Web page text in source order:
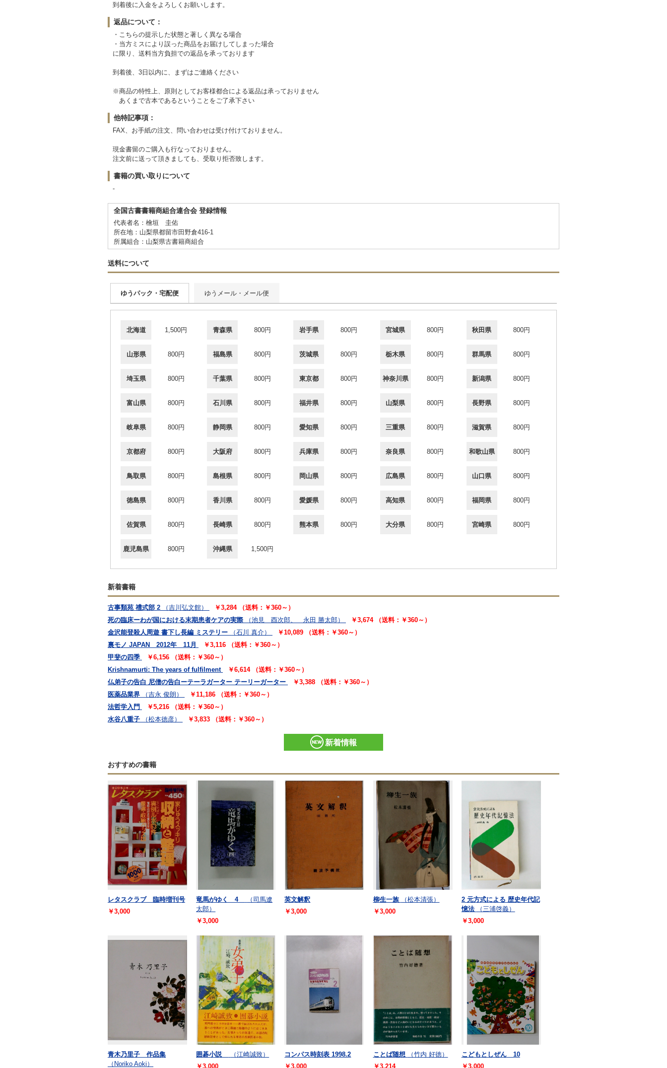
到着後に入金をよろしくお願いします。
返品について：
・こちらの提示した状態と著しく異なる場合
・当方ミスにより誤った商品をお届けしてしまった場合
に限り、送料当方負担での返品を承っております
到着後、3日以内に、まずはご連絡ください
※商品の特性上、原則としてお客様都合による返品は承っておりません
あくまで古本であるということをご了承下さい
他特記事項：
FAX、お手紙の注文、問い合わせは受け付けておりません。
現金書留のご購入も行なっておりません。
注文前に送って頂きましても、受取り拒否致します。
書籍の買い取りについて
-
全国古書書籍商組合連合会 登録情報
代表者名：檜垣 圭佑
所在地：山梨県都留市田野倉416-1
所属組合：山梨県古書籍商組合
送料について
ゆうパック・宅配便 ゆうメール・メール便
北海道 1,500円 青森県 800円 岩手県 800円 宮城県 800円 秋田県 800円
山形県 800円 福島県 800円 茨城県 800円 栃木県 800円 群馬県 800円
埼玉県 800円 千葉県 800円 東京都 800円 神奈川県 800円 新潟県 800円
富山県 800円 石川県 800円 福井県 800円 山梨県 800円 長野県 800円
岐阜県 800円 静岡県 800円 愛知県 800円 三重県 800円 滋賀県 800円
京都府 800円 大阪府 800円 兵庫県 800円 奈良県 800円 和歌山県 800円
鳥取県 800円 島根県 800円 岡山県 800円 広島県 800円 山口県 800円
徳島県 800円 香川県 800円 愛媛県 800円 高知県 800円 福岡県 800円
佐賀県 800円 長崎県 800円 熊本県 800円 大分県 800円 宮崎県 800円
鹿児島県 800円 沖縄県 1,500円
新着書籍
古事類苑 禮式部 2 （吉川弘文館）
￥3,284 （送料：￥360～）
死の臨床ーわが国における末期患者ケアの実際
（池見 酉次郎、 永田 勝太郎）
￥3,674 （送料：￥360～）
金沢能登殺人周遊 書下し長編 ミステリー
（石川 真介）
￥10,089 （送料：￥360～）
裏モノ JAPAN 2012年 11月
￥3,116 （送料：￥360～）
甲斐の四季
￥6,156 （送料：￥360～）
Krishnamurti: The years of fulfilment
￥6,614 （送料：￥360～）
仏弟子の告白 尼僧の告白ーテーラガーター テーリーガーター
￥3,388 （送料：￥360～）
医薬品業界
（吉永 俊朗）
￥11,186 （送料：￥360～）
法哲学入門
￥5,216 （送料：￥360～）
水谷八重子
（松本徳彦） ￥3,833 （送料：￥360～）
新着情報
おすすめの書籍
レタスクラブ 臨時増刊号
￥3,000
竜馬がゆく 4
（司馬遼
太郎）
￥3,000
英文解釈
￥3,000
柳生一族
（松本清張）
￥3,000
2 元方式による 歴史年代記
憶法
（三浦啓義）
￥3,000
青木乃里子 作品集
（Noriko Aoki）
囲碁小説
（江崎誠致）
￥3,000
コンパス時刻表 1998.2
￥3,000
ことば随想
（竹内 好徳）
￥3,214
こどもとしぜん 10
￥3,000